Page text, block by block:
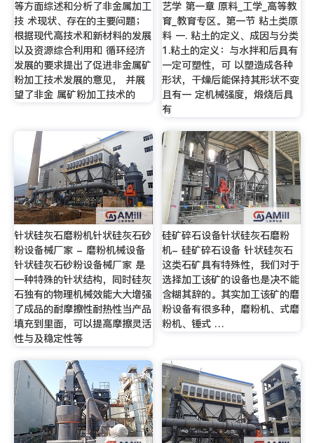
等方面综述和分析了非金属加工
技 术现状、存在的主要问题；
根据现代高技术和新材料的发展
以及资源综合利用和 循环经济
发展的要求提出了促进非金属矿
粉加工技术发展的意见， 并展
望了非金 属矿粉加工技术的
艺学 第一章 原料_工学_高等教
育_教育专区。第一节 粘土类原
料 一. 粘土的定义、成因与分类
1.粘土的定义：与水拌和后具有
一定可塑性，可 以塑造成各种
形状，干燥后能保持其形状不变
且有一 定机械强度，煅烧后具
有
针状硅灰石磨粉机针状硅灰石砂
粉设备械厂家 - 磨粉机械设备
针状硅灰石砂粉设备械厂家 是
一种特殊的针状结构，同时硅灰
石独有的物理机械效能大大增强
了成品的耐摩擦性耐热性当产品
填充到里面，可以提高摩擦灵活
性与及稳定性等
硅矿碎石设备针状硅灰石磨粉
机- 硅矿碎石设备 针状硅灰石
这类石矿具有特殊性，我们对于
选择加工该矿的设备也是决不能
含糊其辞的。其实加工该矿的磨
粉设备有很多种，磨粉机、式磨
粉机、锤式 …